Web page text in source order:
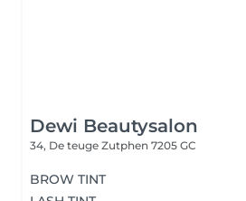
Dewi Beautysalon
34, De teuge Zutphen 7205 GC
BROW TINT